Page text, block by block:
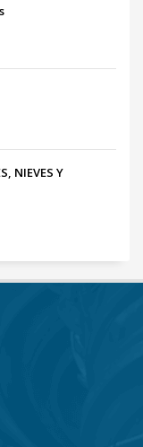
NIEVES Y